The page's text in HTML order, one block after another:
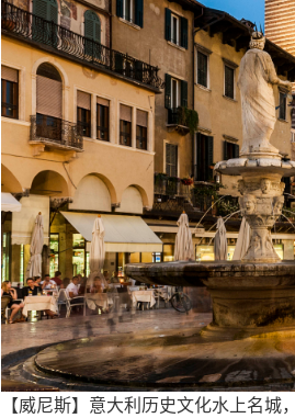
【威尼斯】意大利历史文化水上名